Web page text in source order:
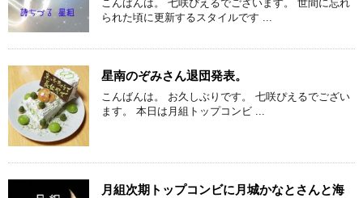
こんばんは。 七咲ぴえるでございます。 世間に忘れ
られた頃に更新するスタイルです ...
星南のぞみさん退団発表。
こんばんは。 お久しぶりです。 七咲ぴえるでござい
ます。 本日は月組トップコンビ ...
月組次期トップコンビに月城かなとさんと海